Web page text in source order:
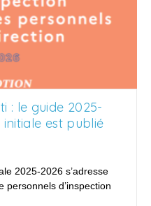
: le guide 2025-
est publié
2025-2026 s’adresse
personnels d’inspection